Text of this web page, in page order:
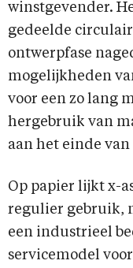
winstgevender.
gedeelde
ontwerpfase
mogelijkheden
voor een zo lang
hergebruik van
aan het einde
Op papier lijkt x-
regulier gebruik,
een industrieel
servicemodel